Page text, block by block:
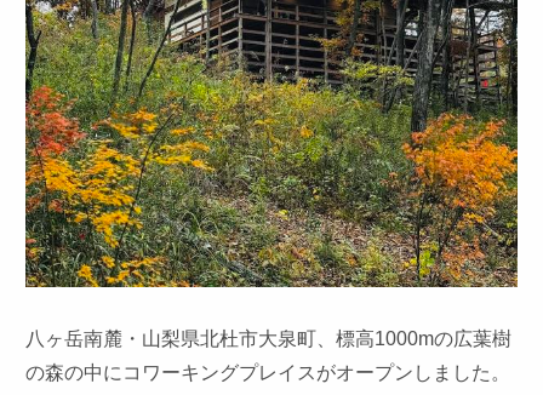
八ヶ岳南麓・山梨県北杜市大泉町、標高1000mの広葉樹
の森の中にコワーキングプレイスがオープンしました。